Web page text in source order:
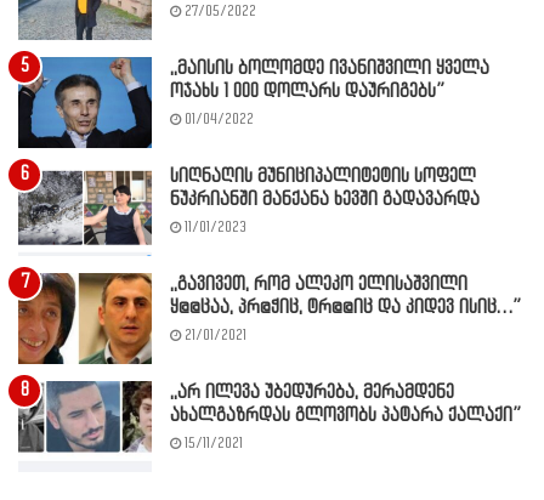
27/05/2022
,,მაისის ბოლომდე ივანიშვილი ყველა
ოჯახს 1 000 დოლარს დაურიგებს”
01/04/2022
სიღნაღის მუნიციპალიტეტის სოფელ
ნუკრიანში მანქანა ხევში გადავარდა
11/01/2023
,,გავივეთ, რომ ალეკო ელისაშვილი
ყ@@ცაა, პრ@ჭიც, ტრ@@იც და კიდევ ისიც…”
21/01/2021
,,არ ილევა უბედურება, მერამდენე
ახალგაზრდას გლოვობს პატარა ქალაქი”
15/11/2021